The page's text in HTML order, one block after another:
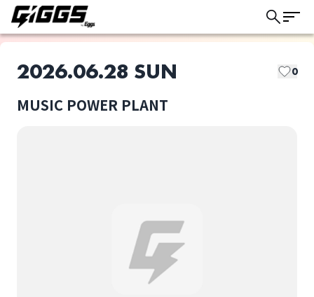
2026.06.28 SUN 0
MUSIC POWER PLANT
MUSIC POWER PLANT
このライブの取り置きは終了しました